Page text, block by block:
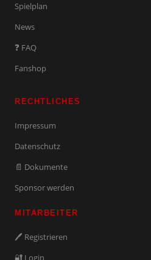
Spielplan
News
❓ FAQ
Fanshop
RECHTLICHES
Impressum
Datenschutz
📄 Dokumente
Sponsor werden
MITARBEITER
🖊️ Registrieren
🔐 Login